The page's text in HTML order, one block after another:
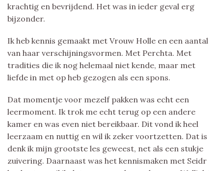
krachtig en bevrijdend. Het was in ieder geval erg
bijzonder.
Ik heb kennis gemaakt met Vrouw Holle en een aantal
van haar verschijningsvormen. Met Perchta. Met
tradities die ik nog helemaal niet kende, maar met
liefde in met op heb gezogen als een spons.
Dat momentje voor mezelf pakken was echt een
leermoment. Ik trok me echt terug op een andere
kamer en was even niet bereikbaar. Dit vond ik heel
leerzaam en nuttig en wil ik zeker voortzetten. Dat is
denk ik mijn grootste les geweest, net als een stukje
zuivering. Daarnaast was het kennismaken met Seidr